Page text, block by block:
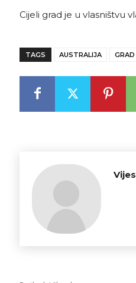
Cijeli grad je u vlasništvu
TAGS AUSTRALIJA GRAD